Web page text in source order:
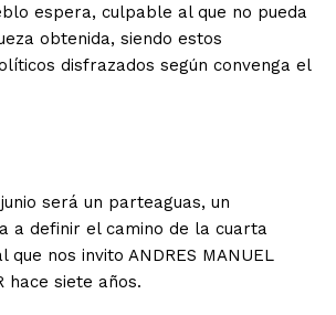
espera, culpable al que no pueda
obtenida, siendo estos
disfrazados según convenga el
será un parteaguas, un
a definir el camino de la cuarta
nos invito ANDRES MANUEL
hace siete años.